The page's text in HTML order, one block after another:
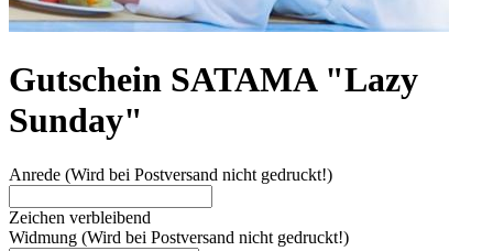
Gutschein SATAMA "Lazy
Sunday"
Anrede (Wird bei Postversand nicht gedruckt!)
Zeichen verbleibend
Widmung (Wird bei Postversand nicht gedruckt!)